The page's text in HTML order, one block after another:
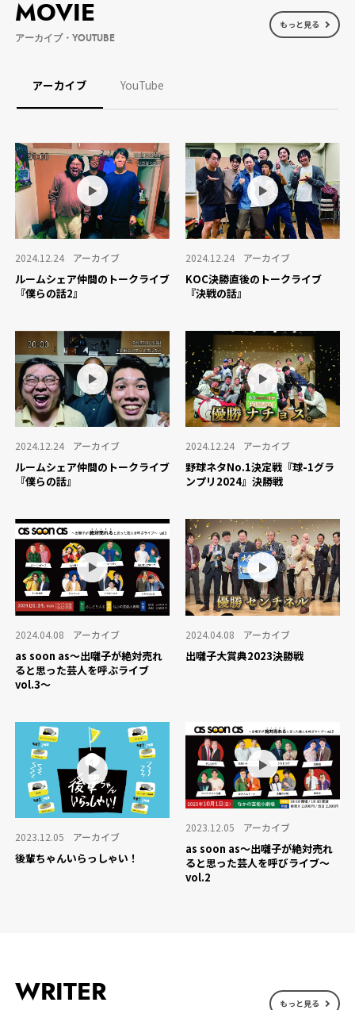
MOVIE
アーカイブ・YOUTUBE
もっと見る
アーカイブ YouTube
2024.12.24 アーカイブ
ルームシェア仲間のトークライブ
『僕らの話2』
2024.12.24 アーカイブ
KOC決勝直後のトークライブ
『決戦の話』
2024.12.24 アーカイブ
ルームシェア仲間のトークライブ
『僕らの話』
2024.12.24 アーカイブ
野球ネタNo.1決定戦『球-1グラ
ンプリ2024』決勝戦
2024.04.08 アーカイブ
as soon as〜出囃子が絶対売れ
ると思った芸人を呼ぶライブ
vol.3〜
2024.04.08 アーカイブ
出囃子大賞典2023決勝戦
2023.12.05 アーカイブ
後輩ちゃんいらっしゃい！
2023.12.05 アーカイブ
as soon as〜出囃子が絶対売れ
ると思った芸人を呼びライブ〜
vol.2
WRITER もっと見る